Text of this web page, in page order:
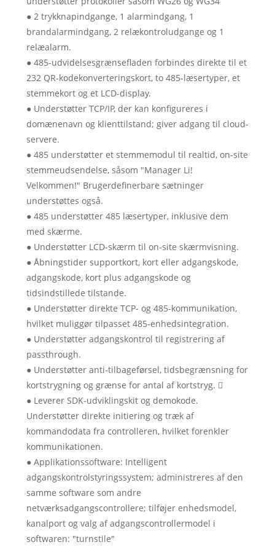
● 2 trykknapindgange, 1 alarmindgang, 1
brandalarmindgang, 2 relækontroludgange og 1
relæalarm.
● 485-udvidelsesgrænsefladen forbindes direkte til et
232 QR-kodekonverteringskort, to 485-læsertyper, et
stemmekort og et LCD-display.
● Understøtter TCP/IP, der kan konfigureres i
domænenavn og klienttilstand; giver adgang til cloud-
servere.
● 485 understøtter et stemmemodul til realtid, on-site
stemmeudsendelse, såsom "Manager Li!
Velkommen!" Brugerdefinerbare sætninger
understøttes også.
● 485 understøtter 485 læsertyper, inklusive dem
med skærme.
● Understøtter LCD-skærm til on-site skærmvisning.
● Åbningstider supportkort, kort eller adgangskode,
adgangskode, kort plus adgangskode og
tidsindstillede tilstande.
● Understøtter direkte TCP- og 485-kommunikation,
hvilket muliggør tilpasset 485-enhedsintegration.
● Understøtter adgangskontrol til registrering af
passthrough.
● Understøtter anti-tilbageførsel, tidsbegrænsning for
kortstrygning og grænse for antal af kortstryg. 
● Leverer SDK-udviklingskit og demokode.
Understøtter direkte initiering og træk af
kommandodata fra controlleren, hvilket forenkler
kommunikationen.
● Applikationssoftware: Intelligent
adgangskontrolstyringssystem; administreres af den
samme software som andre
netværksadgangscontrollere; tilføjer enhedsmodel,
kanalport og valg af adgangscontrollermodel i
softwaren: "turnstile"